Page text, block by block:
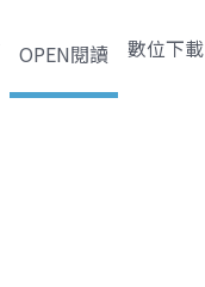
OPEN閱讀 數位下載